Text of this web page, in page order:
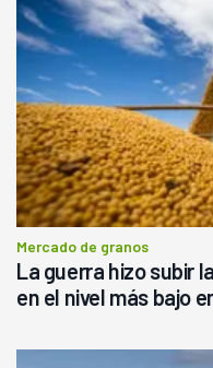
Mercado de granos
La guerra hizo subir
en el nivel más bajo